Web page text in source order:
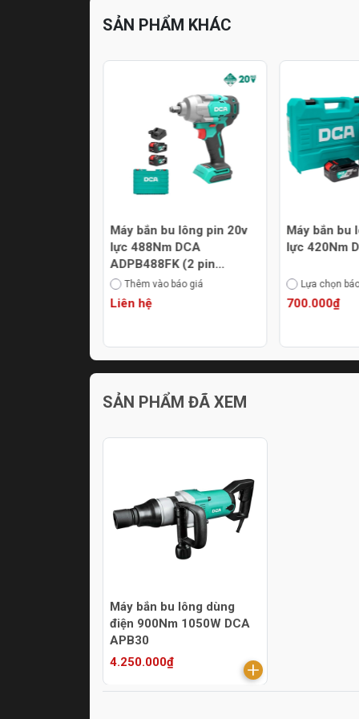
SẢN PHẨM KHÁC
Máy bắn bu lông pin 20v
lực 420Nm DCA ADPB320
Lựa chọn báo giá
700.000₫
Máy bắn bu
lực 320Nm
Thêm vào
2.280.000₫
SẢN PHẨM ĐÃ XEM
Máy bắn bu lông dùng
điện 900Nm 1050W DCA
APB30
4.250.000₫